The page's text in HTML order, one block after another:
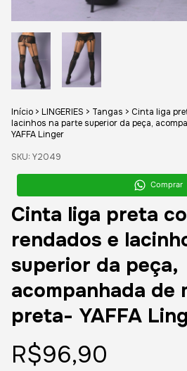
Início > LINGERIES > Tangas > Cinta liga
lacinhos na parte superior da peça,
YAFFA Linger
SKU: Y2049
Comprar
Cinta liga preta
rendados e
superior da peça,
acompanhada de
preta- YAFFA
R$96,90